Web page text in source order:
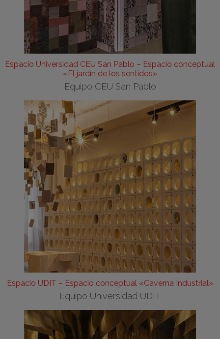
Espacio Universidad CEU San Pablo – Espacio conceptual
«El jardín de los sentidos»
Equipo CEU San Pablo
Espacio UDIT – Espacio conceptual «Caverna Industrial»
Equipo Universidad UDIT